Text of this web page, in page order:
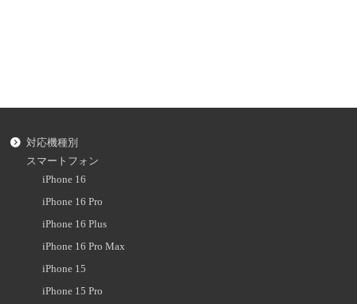
対応機種別
スマートフォン
iPhone 16
iPhone 16 Pro
iPhone 16 Plus
iPhone 16 Pro Max
iPhone 15
iPhone 15 Pro